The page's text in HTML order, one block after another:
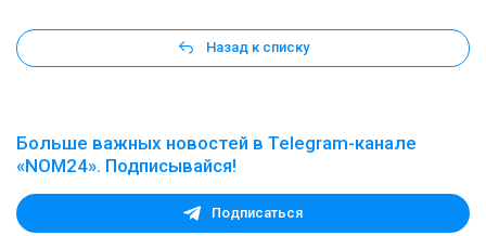
Назад к списку
Больше важных новостей в Telegram-канале
«NOM24». Подписывайся!
Подписаться